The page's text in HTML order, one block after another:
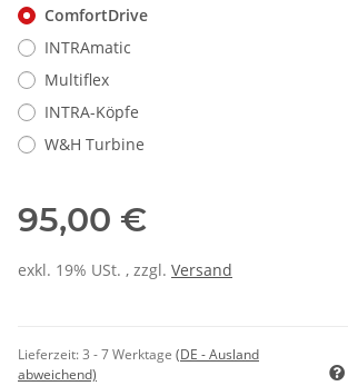
ComfortDrive
INTRAmatic
Multiflex
INTRA-Köpfe
W&H Turbine
95,00 €
exkl. 19% USt. , zzgl. Versand
Lieferzeit:3 - 7 Werktage (DE - Ausland
abweichend)